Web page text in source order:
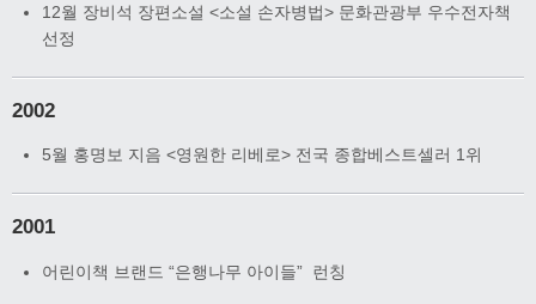
12월 장비석 장편소설 <소설 손자병법> 문화관광부 우수전자책
선정
2002
5월 홍명보 지음 <영원한 리베로> 전국 종합베스트셀러 1위
2001
어린이책 브랜드 “은행나무 아이들” 런칭